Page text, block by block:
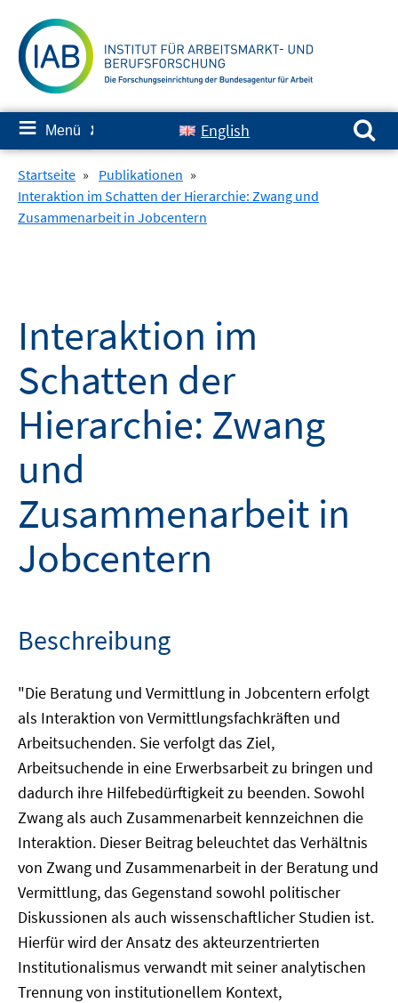
zum
Inhalt
≡ Menü ✘ English
Suchen nach:
Startseite » Publikationen »
Interaktion im Schatten der Hierarchie: Zwang und
Zusammenarbeit in Jobcentern
Interaktion im
Schatten der
Hierarchie: Zwang
und
Zusammenarbeit in
Jobcentern
Beschreibung
"Die Beratung und Vermittlung in Jobcentern erfolgt
als Interaktion von Vermittlungsfachkräften und
Arbeitsuchenden. Sie verfolgt das Ziel,
Arbeitsuchende in eine Erwerbsarbeit zu bringen und
dadurch ihre Hilfebedürftigkeit zu beenden. Sowohl
Zwang als auch Zusammenarbeit kennzeichnen die
Interaktion. Dieser Beitrag beleuchtet das Verhältnis
von Zwang und Zusammenarbeit in der Beratung und
Vermittlung, das Gegenstand sowohl politischer
Diskussionen als auch wissenschaftlicher Studien ist.
Hierfür wird der Ansatz des akteurzentrierten
Institutionalismus verwandt mit seiner analytischen
Trennung von institutionellem Kontext,